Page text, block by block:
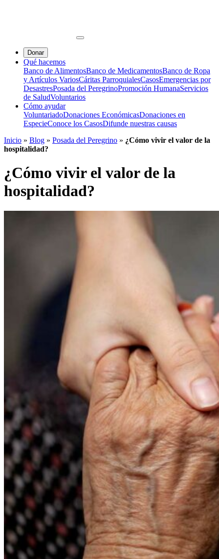
Donar
Qué hacemos
Banco de AlimentosBanco de MedicamentosBanco de Ropa
y Artículos VariosCáritas ParroquialesCasosEmergencias por
DesastresPosada del PeregrinoPromoción HumanaServicios
de SaludVoluntarios
Cómo ayudar
VoluntariadoDonaciones EconómicasDonaciones en
EspecieConoce los CasosDifunde nuestras causas
Inicio » Blog » Posada del Peregrino » ¿Cómo vivir el valor de la
hospitalidad?
¿Cómo vivir el valor de la
hospitalidad?